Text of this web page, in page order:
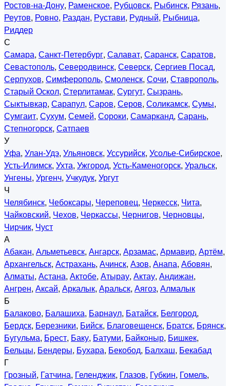
Ростов-на-Дону, Раменское, Рубцовск, Рыбинск, Рязань,
Реутов, Ровно, Раздан, Рустави, Рудный, Рыбница,
Риддер
С
Самара, Санкт-Петербург, Салават, Саранск, Саратов,
Севастополь, Северодвинск, Северск, Сергиев Посад,
Серпухов, Симферополь, Смоленск, Сочи, Ставрополь,
Старый Оскол, Стерлитамак, Сургут, Сызрань,
Сыктывкар, Сарапул, Саров, Серов, Соликамск, Сумы,
Сумгаит, Сухум, Семей, Сороки, Самарканд, Сарань,
Степногорск, Сатпаев
У
Уфа, Улан-Удэ, Ульяновск, Уссурийск, Усолье-Сибирское,
Усть-Илимск, Ухта, Ужгород, Усть-Каменогорск, Уральск,
Унгены, Ургенч, Учкудук, Ургут
Ч
Челябинск, Чебоксары, Череповец, Черкесск, Чита,
Чайковский, Чехов, Черкассы, Чернигов, Черновцы,
Чирчик, Чуст
А
Абакан, Альметьевск, Ангарск, Арзамас, Армавир, Артём,
Архангельск, Астрахань, Ачинск, Азов, Анапа, Абовян,
Алматы, Астана, Актобе, Атырау, Актау, Андижан,
Ангрен, Аксай, Аркалык, Аральск, Аягоз, Алмалык
Б
Балаково, Балашиха, Барнаул, Батайск, Белгород,
Бердск, Березники, Бийск, Благовещенск, Братск, Брянск,
Бугульма, Брест, Баку, Батуми, Байконыр, Бишкек,
Бельцы, Бендеры, Бухара, Бекобод, Балхаш, Бекабад
Г
Грозный, Гатчина, Геленджик, Глазов, Губкин, Гомель,